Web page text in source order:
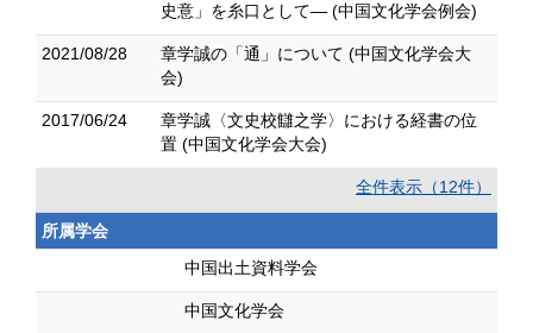
史意」を糸口として― (中国文化学会例会)
2021/08/28
章学誠の「通」について (中国文化学会大
会)
2017/06/24
章学誠〈文史校讎之学〉における経書の位
置 (中国文化学会大会)
全件表示（12件）
所属学会
中国出土資料学会
中国文化学会